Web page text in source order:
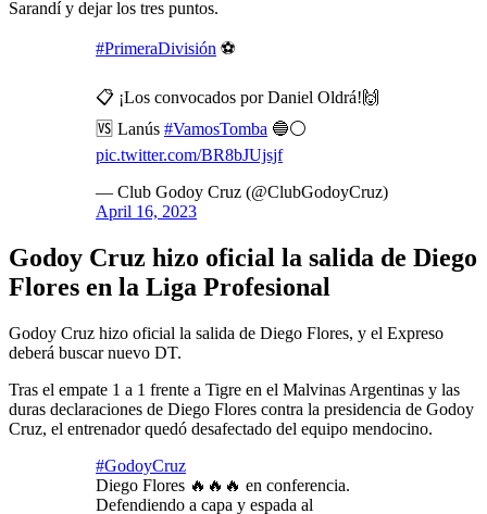
Sarandí y dejar los tres puntos.
#PrimeraDivisión ⚽
📋 ¡Los convocados por Daniel Oldrá!🙌
🆚 Lanús #VamosTomba 🔵⚪
pic.twitter.com/BR8bJUjsjf
— Club Godoy Cruz (@ClubGodoyCruz)
April 16, 2023
Godoy Cruz hizo oficial la salida de Diego
Flores en la Liga Profesional
Godoy Cruz hizo oficial la salida de Diego Flores, y el Expreso
deberá buscar nuevo DT.
Tras el empate 1 a 1 frente a Tigre en el Malvinas Argentinas y las
duras declaraciones de Diego Flores contra la presidencia de Godoy
Cruz, el entrenador quedó desafectado del equipo mendocino.
#GodoyCruz
Diego Flores 🔥🔥🔥 en conferencia.
Defendiendo a capa y espada al